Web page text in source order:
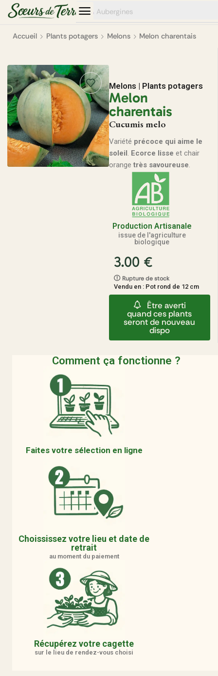
Aubergines
0
0
Accueil Plants potagers Melons Melon charentais
Melons| Plants potagers
Melon
charentais
Cucumis melo
Variété précoce qui aime le
soleil . Ecorce lisse et chair
orange très savoureuse.
Production Artisanale
issue de l'agriculture
biologique
3.00 €
Rupture de stock
Vendu en : Pot rond de 12 cm
Être averti
quand ces plants
seront de nouveau
dispo
Comment ça fonctionne ?
Faites votre sélection en ligne
Choississez votre lieu et date de
retrait
au moment du paiement
Récupérez votre cagette
sur le lieu de rendez-vous choisi